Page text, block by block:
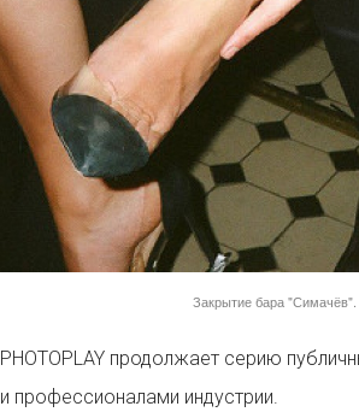
Закрытие бара
PHOTOPLAY продолжает серию
и профессионалами индустрии.